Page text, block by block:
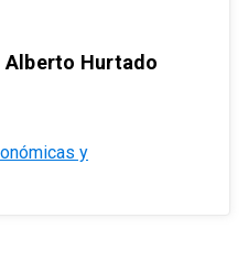
Alberto Hurtado
y